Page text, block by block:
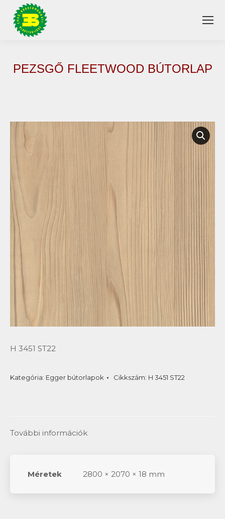
PEZSGŐ FLEETWOOD BÚTORLAP
H 3451 ST22
Kategória: Egger bútorlapok Cikkszám: H 3451 ST22
További információk
Méretek 2800 × 2070 × 18 mm